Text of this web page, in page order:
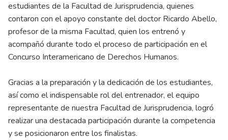
estudiantes de la Facultad de Jurisprudencia, quienes
contaron con el apoyo constante del doctor Ricardo Abello,
profesor de la misma Facultad, quien los entrenó y
acompañó durante todo el proceso de participación en el
Concurso Interamericano de Derechos Humanos.
Gracias a la preparación y la dedicación de los estudiantes,
así como el indispensable rol del entrenador, el equipo
representante de nuestra Facultad de Jurisprudencia, logró
realizar una destacada participación durante la competencia
y se posicionaron entre los finalistas.